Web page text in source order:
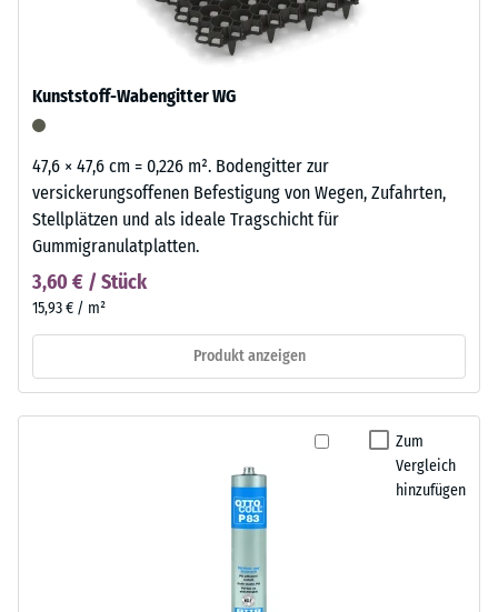
Kunststoff-Wabengitter WG
47,6 × 47,6 cm = 0,226 m². Bodengitter zur
versickerungsoffenen Befestigung von Wegen, Zufahrten,
Stellplätzen und als ideale Tragschicht für
Gummigranulatplatten.
3,60 € / Stück
15,93 € / m²
Produkt anzeigen
Zum
Vergleich
hinzufügen